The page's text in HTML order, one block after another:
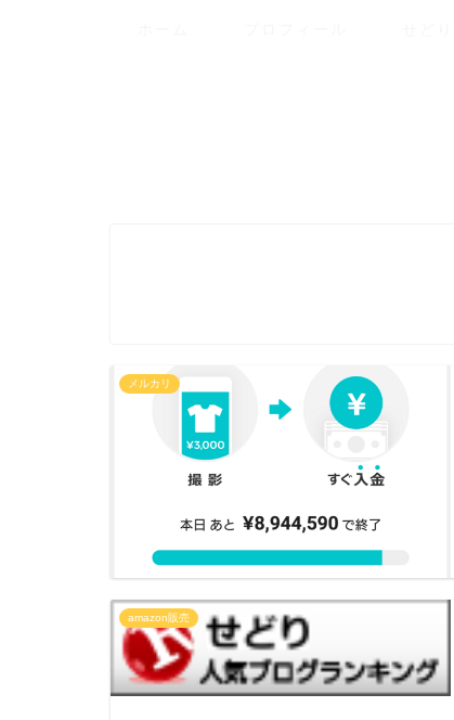
メルカリ
amazon販売